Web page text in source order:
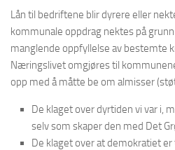
Lån til bedriftene blir dyrere eller
kommunale oppdrag nektes på grunn
manglende oppfyllelse av bestemte
Næringslivet omgjøres til
opp med å måtte be om almisser
De klaget over dyrtiden vi var i,
selv som skaper den med Det
De klaget over at demokratiet